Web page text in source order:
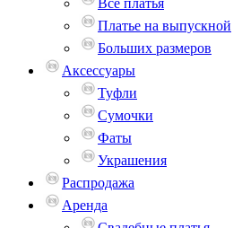
Все платья
Платье на выпускной
Больших размеров
Аксессуары
Туфли
Сумочки
Фаты
Украшения
Распродажа
Аренда